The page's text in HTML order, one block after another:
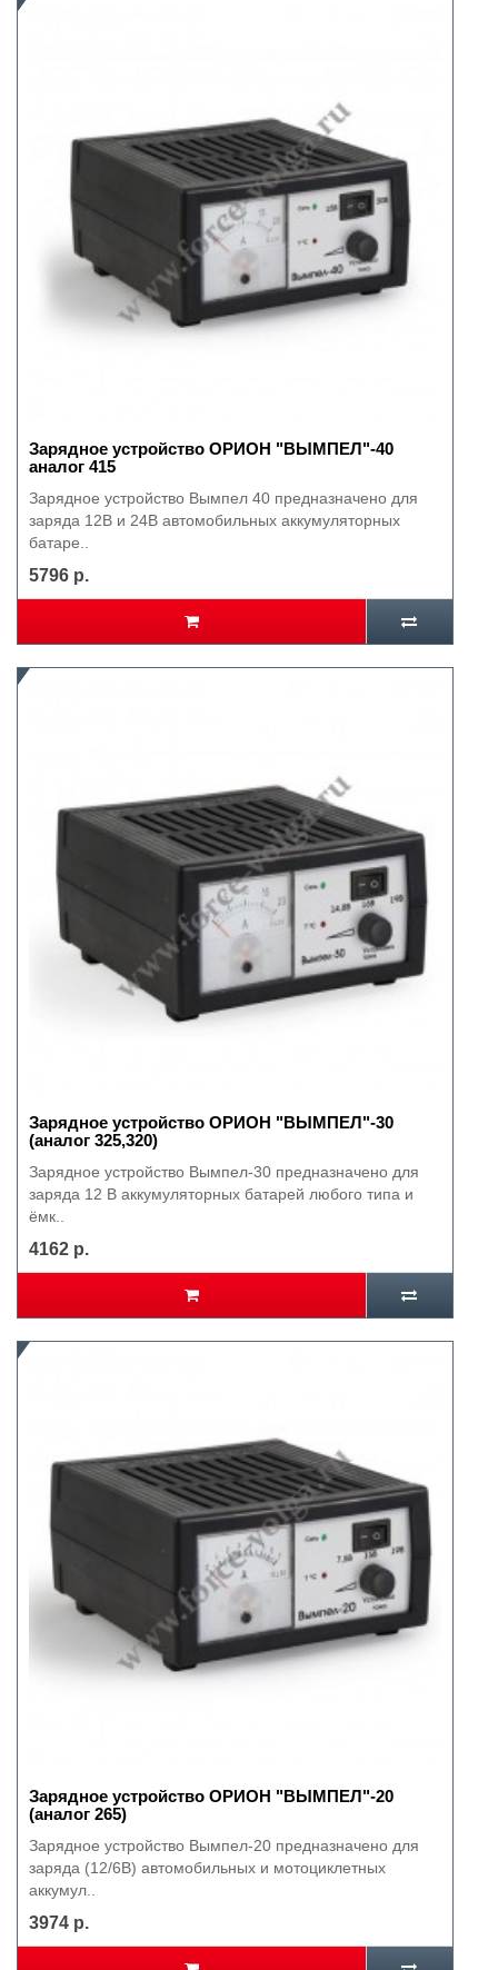
Зарядное устройство ОРИОН "ВЫМПЕЛ"-40
аналог 415
Зарядное устройство Вымпел 40 предназначено для
заряда 12В и 24В автомобильных аккумуляторных
батаре..
5796 р.
Зарядное устройство ОРИОН "ВЫМПЕЛ"-30
(аналог 325,320)
Зарядное устройство Вымпел-30 предназначено для
заряда 12 В аккумуляторных батарей любого типа и
ёмк..
4162 р.
Зарядное устройство ОРИОН "ВЫМПЕЛ"-20
(аналог 265)
Зарядное устройство Вымпел-20 предназначено для
заряда (12/6В) автомобильных и мотоциклетных
аккумул..
3974 р.